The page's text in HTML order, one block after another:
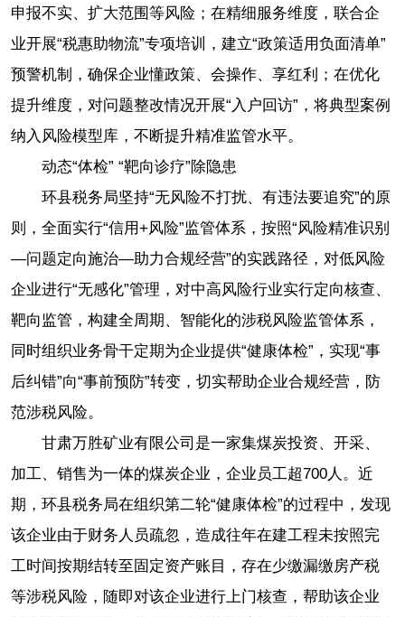
申报不实、扩大范围等风险；在精细服务维度，联合企
业开展“税惠助物流”专项培训，建立“政策适用负面清单”
预警机制，确保企业懂政策、会操作、享红利；在优化
提升维度，对问题整改情况开展“入户回访”，将典型案例
纳入风险模型库，不断提升精准监管水平。
动态“体检” “靶向诊疗”除隐患
环县税务局坚持“无风险不打扰、有违法要追究”的原
则，全面实行“信用+风险”监管体系，按照“风险精准识别
—问题定向施治—助力合规经营”的实践路径，对低风险
企业进行“无感化”管理，对中高风险行业实行定向核查、
靶向监管，构建全周期、智能化的涉税风险监管体系，
同时组织业务骨干定期为企业提供“健康体检”，实现“事
后纠错”向“事前预防”转变，切实帮助企业合规经营，防
范涉税风险。
甘肃万胜矿业有限公司是一家集煤炭投资、开采、
加工、销售为一体的煤炭企业，企业员工超700人。近
期，环县税务局在组织第二轮“健康体检”的过程中，发现
该企业由于财务人员疏忽，造成往年在建工程未按照完
工时间按期结转至固定资产账目，存在少缴漏缴房产税
等涉税风险，随即对该企业进行上门核查，帮助该企业